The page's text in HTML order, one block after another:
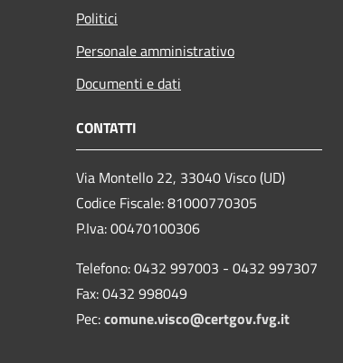
Politici
Personale amministrativo
Documenti e dati
CONTATTI
Via Montello 22, 33040 Visco (UD)
Codice Fiscale: 81000770305
P.Iva: 00470100306
Telefono: 0432 997003 - 0432 997307
Fax: 0432 998049
Pec:comune.visco@certgov.fvg.it